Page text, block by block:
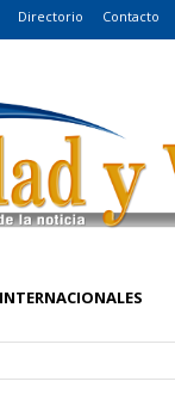
Directorio Contacto
INTERNACIONALES